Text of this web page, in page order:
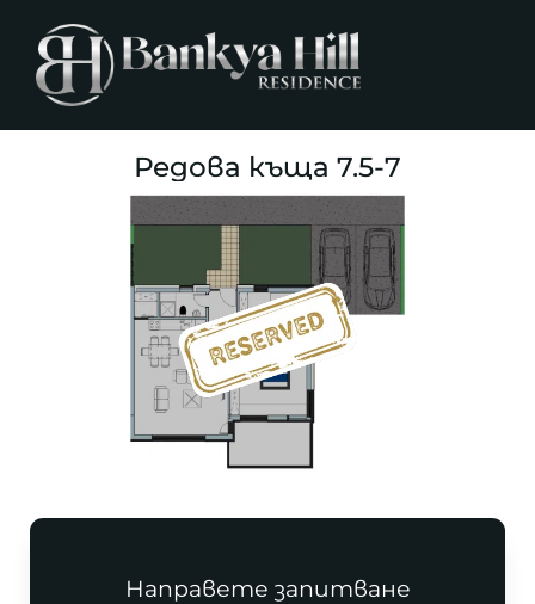
Редова къща 7.5-7
Направете запитване